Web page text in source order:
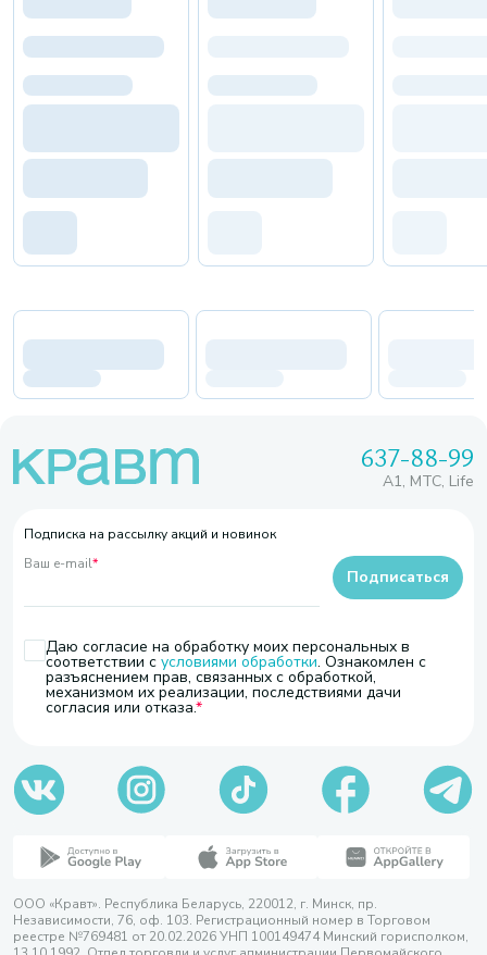
637-88-99
A1, МТС, Life
Подписка на рассылку акций и новинок
Ваш e-mail*
Даю согласие на обработку моих персональных в
соответствии с условиями обработки. Ознакомлен с
разъяснением прав, связанных с обработкой,
механизмом их реализации, последствиями дачи
согласия или отказа.
Подписаться
ООО «Кравт». Республика Беларусь, 220012, г. Минск, пр.
Независимости, 76, оф. 103. Регистрационный номер в Торговом
реестре №769481 от 20.02.2026 УНП 100149474 Минский горисполком,